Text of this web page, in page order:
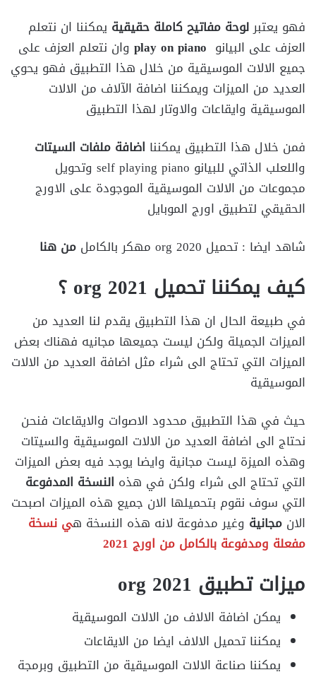
فهو يعتبر لوحة مفاتيح كاملة حقيقية يمكننا ان نتعلم
العزف على البيانو
وان نتعلم العزف على
جميع الالات الموسيقية من خلال هذا التطبيق فهو يحوي
العديد من الميزات ويمكننا اضافة الآلاف من الالات
الموسيقية وايقاعات والاوتار لهذا التطبيق
فمن خلال هذا التطبيق يمكننا اضافة ملفات السيتات
واللعلب الذاتي للبيانو self playing piano وتحويل
مجموعات من الالات الموسيقية الموجودة على الاورج
الحقيقي لتطبيق اورج الموبايل
شاهد ايضا : تحميل org 2020 مهكر بالكامل
من هنا
كيف يمكننا تحميل org 2021 ؟
في طبيعة الحال ان هذا التطبيق يقدم لنا العديد من
الميزات الجميلة ولكن ليست جميعها مجانيه فهناك بعض
الميزات التي تحتاج الى شراء مثل اضافة العديد من الالات
الموسيقية
حيث في هذا التطبيق محدود الاصوات والايقاعات فنحن
نحتاج الى اضافة العديد من الالات الموسيقية والسيتات
وهذه الميزة ليست مجانية وايضا يوجد فيه بعض الميزات
التي تحتاج الى شراء ولكن في هذه النسخة المدفوعة
التي سوف نقوم بتحميلها الان جميع هذه الميزات اصبحت
الان مجانية وغير مدفوعة لانه هذه النسخة هي نسخة
مفعلة ومدفوعة بالكامل من اورج 2021
ميزات تطبيق org 2021
يمكن اضافة الالاف من الالات الموسيقية
يمكننا تحميل الالاف ايضا من الايقاعات
يمكننا صناعة الالات الموسيقية من التطبيق وبرمجة